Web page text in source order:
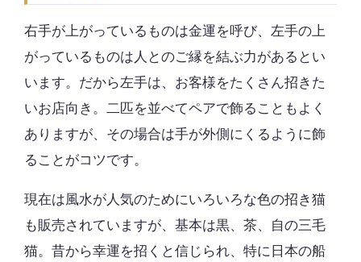
右手が上がっているものは金運を呼び、左手の上
がっているものは人とのご縁を結ぶ力があるとい
います。だから左手は、お客様をたくさん招きた
いお店向き。二匹を並べてペアで飾ることもよく
ありますが、その場合は手が外側にくるように飾
ることがコツです。
現在は風水が人気のためにいろいろな色の招き猫
も販売されていますが、基本は黒、茶、自の三毛
猫。昔から幸運を招くと信じられ、特に日本の船